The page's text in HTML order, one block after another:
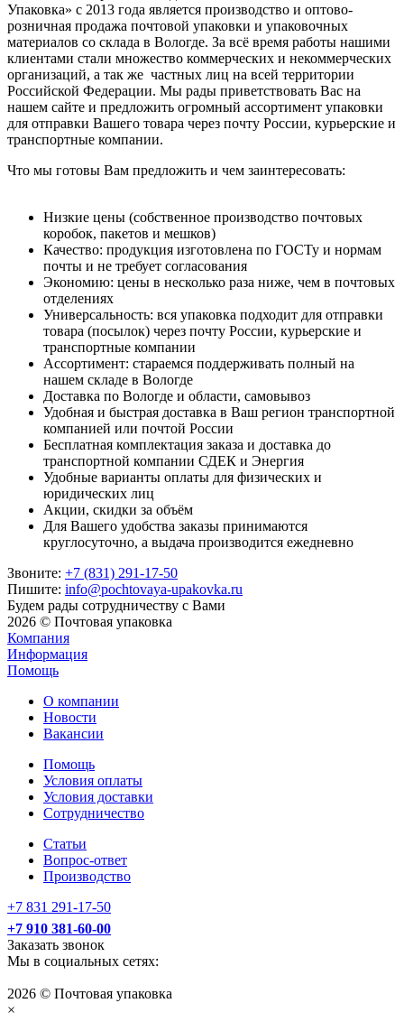
Упаковка» с 2013 года является производство и оптово-
розничная продажа почтовой упаковки и упаковочных
материалов со склада в Вологде. За всё время работы нашими
клиентами стали множество коммерческих и некоммерческих
организаций, а так же частных лиц на всей территории
Российской Федерации. Мы рады приветствовать Вас на
нашем сайте и предложить огромный ассортимент упаковки
для отправки Вашего товара через почту России, курьерские и
транспортные компании.
Что мы готовы Вам предложить и чем заинтересовать:
Низкие цены (собственное производство почтовых
коробок, пакетов и мешков)
Качество: продукция изготовлена по ГОСТу и нормам
почты и не требует согласования
Экономию: цены в несколько раза ниже, чем в почтовых
отделениях
Универсальность: вся упаковка подходит для отправки
товара (посылок) через почту России, курьерские и
транспортные компании
Ассортимент: стараемся поддерживать полный на
нашем складе в Вологде
Доставка по Вологде и области, самовывоз
Удобная и быстрая доставка в Ваш регион транспортной
компанией или почтой России
Бесплатная комплектация заказа и доставка до
транспортной компании СДЕК и Энергия
Удобные варианты оплаты для физических и
юридических лиц
Акции, скидки за объём
Для Вашего удобства заказы принимаются
круглосуточно, а выдача производится ежедневно
Звоните: +7 (831) 291-17-50
Пишите: info@pochtovaya-upakovka.ru
Будем рады сотрудничеству с Вами
2026 © Почтовая упаковка
Компания
Информация
Помощь
О компании
Новости
Вакансии
Помощь
Условия оплаты
Условия доставки
Сотрудничество
Статьи
Вопрос-ответ
Производство
+7 831 291-17-50
+7 910 381-60-00
Заказать звонок
Мы в социальных сетях:
2026 © Почтовая упаковка
×